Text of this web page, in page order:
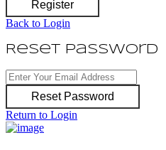
Register
Back to Login
Reset Password
Reset Password
Return to Login